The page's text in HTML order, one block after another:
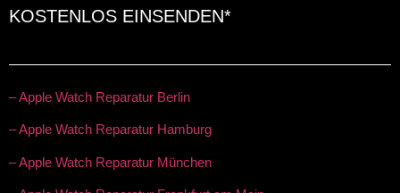
KOSTENLOS EINSENDEN*
– Apple Watch Reparatur Berlin
– Apple Watch Reparatur Hamburg
– Apple Watch Reparatur München